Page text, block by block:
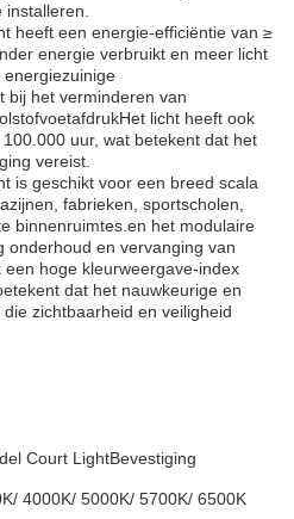
heeft een energie-efficiëntie van ≥
energie verbruikt en meer licht
bij het verminderen van
licht heeft ook
uur, wat betekent dat het
vereist.
is geschikt voor een breed scala
fabrieken, sportscholen,
binnenruimtes.en het modulaire
onderhoud en vervanging van
hoge kleurweergave-index
dat het nauwkeurige en
zichtbaarheid en veiligheid
Court LightBevestiging
4000K/ 5000K/ 5700K/ 6500K